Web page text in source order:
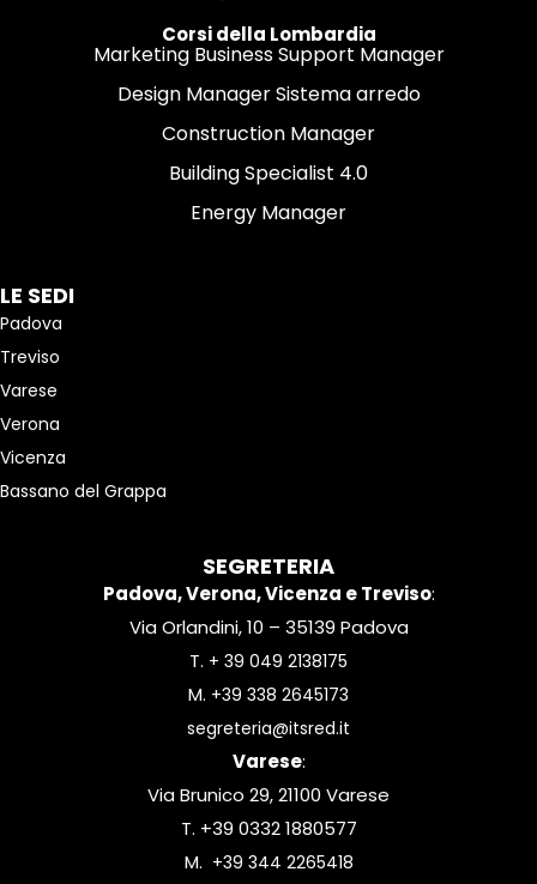
Corsi della Lombardia
Marketing Business Support Manager
Design Manager Sistema arredo
Construction Manager
Building Specialist 4.0
Energy Manager
LE SEDI
Padova
Treviso
Varese
Verona
Vicenza
Bassano del Grappa
SEGRETERIA
Padova, Verona, Vicenza e Treviso:
Via Orlandini, 10 – 35139 Padova
T. + 39 049 2138175
M. +39 338 2645173
segreteria@itsred.it
Varese:
Via Brunico 29, 21100 Varese
T. +39 0332 1880577
M. +39 344 2265418